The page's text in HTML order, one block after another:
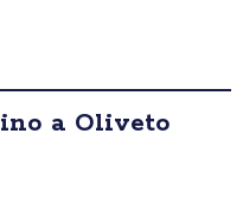
a Oliveto